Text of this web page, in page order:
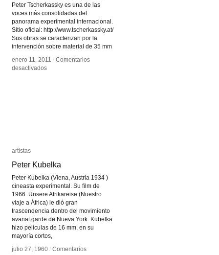
Peter Tscherkassky es una de las
voces más consolidadas del
panorama experimental internacional.
Sitio oficial: http://www.tscherkassky.at/
Sus obras se caracterizan por la
intervención sobre material de 35 mm
enero 11, 2011 / Comentarios
desactivadosen
enero 11, 2011 / Comentarios
desactivadosen
artistas
Peter Kubelka
Peter Kubelka (Viena, Austria 1934 )
cineasta experimental. Su film de
1966 Unsere Afrikareise (Nuestro
viaje a África) le dió gran
trascendencia dentro del movimiento
avanat garde de Nueva York. Kubelka
hizo películas de 16 mm, en su
mayoría cortos,
julio 27, 1960 / Comentarios
artistas
Peter Kubelka
julio 27, 1960 / Comentarios